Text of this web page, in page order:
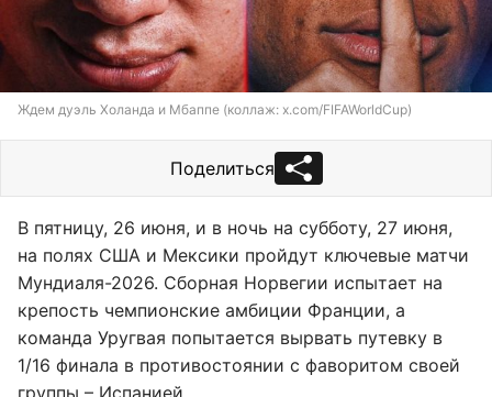
Ждем дуэль Холанда и Мбаппе (коллаж: x.com/FIFAWorldCup)
Поделиться
В пятницу, 26 июня, и в ночь на субботу, 27 июня,
на полях США и Мексики пройдут ключевые матчи
Мундиаля-2026. Сборная Норвегии испытает на
крепость чемпионские амбиции Франции, а
команда Уругвая попытается вырвать путевку в
1/16 финала в противостоянии с фаворитом своей
группы – Испанией.